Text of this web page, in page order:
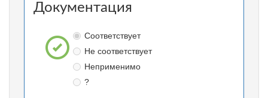
Документация
Соответствует
Не соответствует
Неприменимо
?